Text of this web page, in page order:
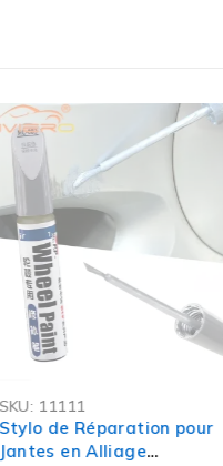
OFFRE FLASH
SKU: 11111
Stylo de Réparation pour
Jantes en Alliage